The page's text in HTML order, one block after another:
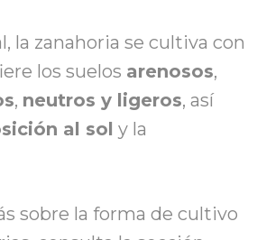
la zanahoria se cultiva con
los suelos arenosos,
, neutros y ligeros, así
al sol y la
sobre la forma de cultivo